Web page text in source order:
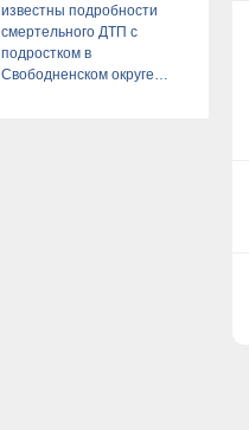
известны подробности
смертельного ДТП с
подростком в
Свободненском округе